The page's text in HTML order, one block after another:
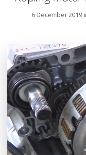
6 December 2019